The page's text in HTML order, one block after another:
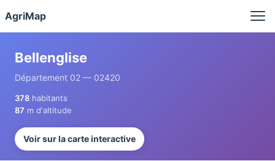
AgriMap
Bellenglise
Département 02 — 02420
378 habitants
87 m d'altitude
Voir sur la carte interactive